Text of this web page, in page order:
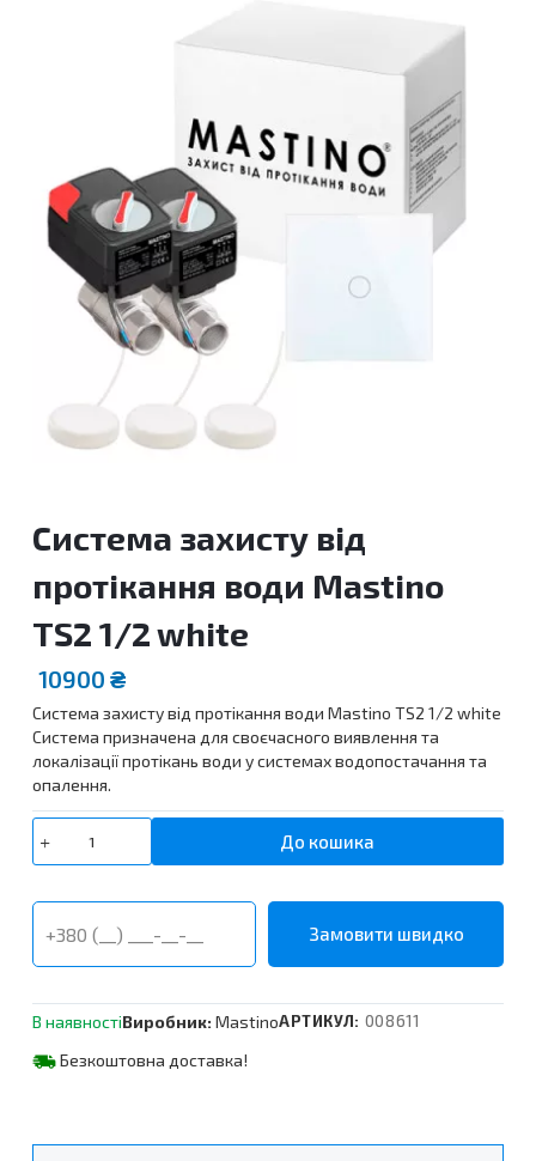
Система захисту від
протікання води Mastino
TS2 1/2 white
10900 ₴
Система захисту від протікання води Mastino TS2 1/2 white
Система призначена для своєчасного виявлення та
локалізації протікань води у системах водопостачання та
опалення.
захисту
протікання
води
1/2
white
кількість
До кошика
В наявностіВиробник: MastinoАРТИКУЛ: 008611
Безкоштовна доставка!